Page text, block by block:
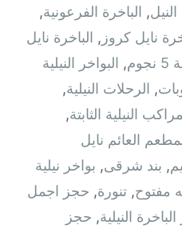
, الباخرة الفرعونية,
نايل كروز , الباخرة نايل
, البواخر النيلية
, الرحلات النيلية,
النيلية الثابتة,
العائم نايل
, بند شرقى, بواخر نيلية
مفتوح, تنورة, حجز اجمل
النيلية, حجز